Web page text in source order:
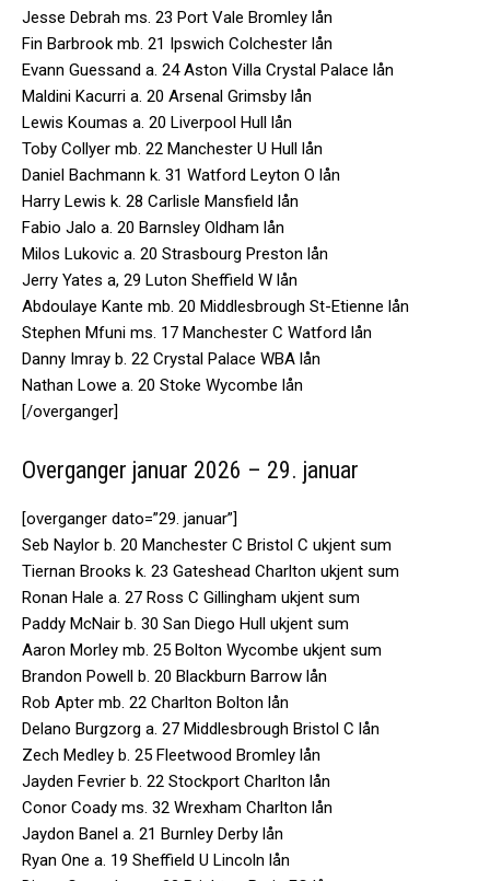
Jesse Debrah ms. 23 Port Vale Bromley lån
Fin Barbrook mb. 21 Ipswich Colchester lån
Evann Guessand a. 24 Aston Villa Crystal Palace lån
Maldini Kacurri a. 20 Arsenal Grimsby lån
Lewis Koumas a. 20 Liverpool Hull lån
Toby Collyer mb. 22 Manchester U Hull lån
Daniel Bachmann k. 31 Watford Leyton O lån
Harry Lewis k. 28 Carlisle Mansfield lån
Fabio Jalo a. 20 Barnsley Oldham lån
Milos Lukovic a. 20 Strasbourg Preston lån
Jerry Yates a, 29 Luton Sheffield W lån
Abdoulaye Kante mb. 20 Middlesbrough St-Etienne lån
Stephen Mfuni ms. 17 Manchester C Watford lån
Danny Imray b. 22 Crystal Palace WBA lån
Nathan Lowe a. 20 Stoke Wycombe lån
[/overganger]
Overganger januar 2026 – 29. januar
[overganger dato=”29. januar”]
Seb Naylor b. 20 Manchester C Bristol C ukjent sum
Tiernan Brooks k. 23 Gateshead Charlton ukjent sum
Ronan Hale a. 27 Ross C Gillingham ukjent sum
Paddy McNair b. 30 San Diego Hull ukjent sum
Aaron Morley mb. 25 Bolton Wycombe ukjent sum
Brandon Powell b. 20 Blackburn Barrow lån
Rob Apter mb. 22 Charlton Bolton lån
Delano Burgzorg a. 27 Middlesbrough Bristol C lån
Zech Medley b. 25 Fleetwood Bromley lån
Jayden Fevrier b. 22 Stockport Charlton lån
Conor Coady ms. 32 Wrexham Charlton lån
Jaydon Banel a. 21 Burnley Derby lån
Ryan One a. 19 Sheffield U Lincoln lån